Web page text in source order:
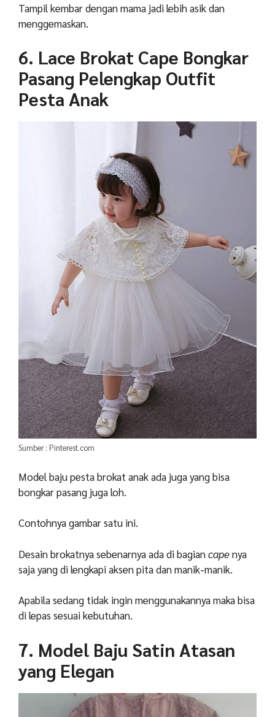
Tampil kembar dengan mama jadi lebih asik dan
menggemaskan.
6. Lace Brokat Cape Bongkar
Pasang Pelengkap Outfit
Pesta Anak
Sumber : Pinterest.com
Model baju pesta brokat anak ada juga yang bisa
bongkar pasang juga loh.
Contohnya gambar satu ini.
Desain brokatnya sebenarnya ada di bagiancapenya
saja yang di lengkapi aksen pita dan manik-manik.
Apabila sedang tidak ingin menggunakannya maka bisa
di lepas sesuai kebutuhan.
7. Model Baju Satin Atasan
yang Elegan